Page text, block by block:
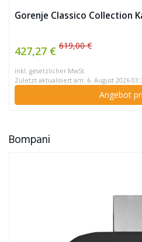
Gorenje Classico Collection
427,27 € 619,00 €
inkl. gesetzlicher MwSt.
Zuletzt aktualisiert am: 6. August 2026
Angebot
Bompani